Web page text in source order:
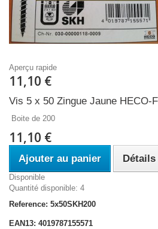
Aperçu rapide
11,10 €
Vis 5 x 50 Zingue Jaune HECO-
Boite de 200
11,10 €
Ajouter au panier Détails
Disponible
Quantité disponible: 4
Reference: 5x50SKH200
EAN13: 4019787155571